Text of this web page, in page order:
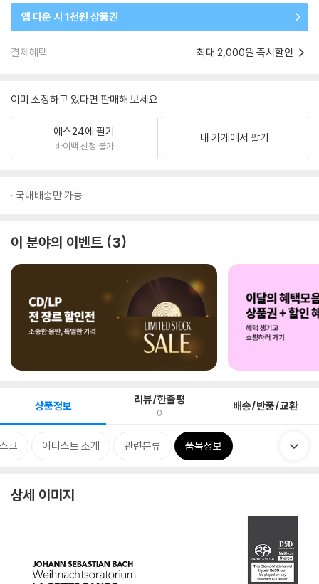
앱 다운 시 1천원 상품권
결제혜택 최대 2,000원 즉시할인
이미 소장하고 있다면 판매해 보세요.
예스24에 팔기
바이백 신청 불가
내 가게에서 팔기
국내배송만 가능
이 분야의 이벤트 3
상품정보 리뷰/한줄평
0 배송/반품/교환
크 아티스트 소개 관련분류 품목정보
상세 이미지